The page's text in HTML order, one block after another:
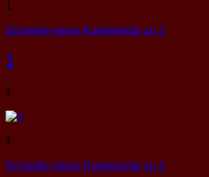
1
Schreibe einen Kommentar zu 1
1
1
1
Schreibe einen Kommentar zu 1